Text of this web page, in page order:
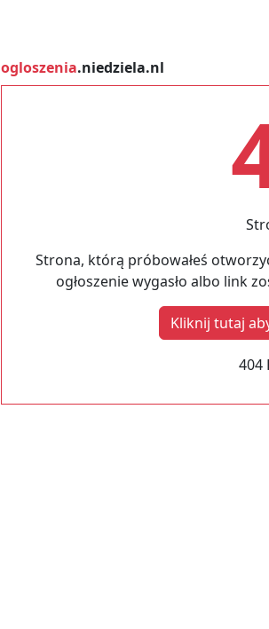
ogloszenia.niedziela.nl
Strona, którą próbowałeś
ogłoszenie wygasło albo link
Kliknij tutaj
404